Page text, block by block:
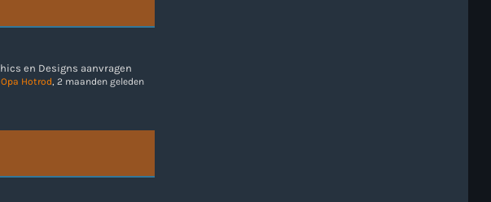
en Designs aanvragen
Hotrod , 2 maanden geleden